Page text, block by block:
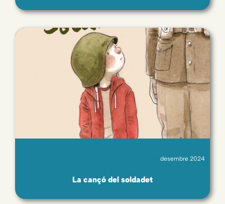
desembre 2024
La cançó del soldadet